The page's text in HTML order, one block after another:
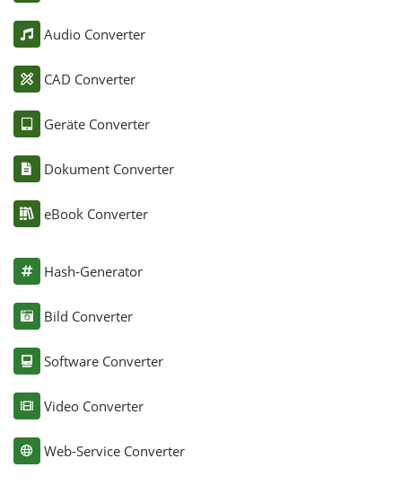
Audio Converter
CAD Converter
Geräte Converter
Dokument Converter
eBook Converter
Hash-Generator
Bild Converter
Software Converter
Video Converter
Web-Service Converter